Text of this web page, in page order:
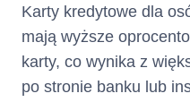
Karty kredytowe dla
mają wyższe
karty, co wynika z
po stronie banku lub